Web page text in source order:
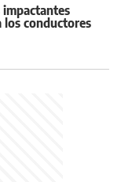
impactantes
los conductores